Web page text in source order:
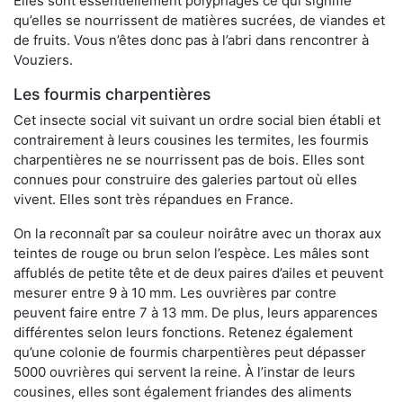
qu’elles se nourrissent de matières sucrées, de viandes et
de fruits. Vous n’êtes donc pas à l’abri dans rencontrer à
Vouziers.
Les fourmis charpentières
Cet insecte social vit suivant un ordre social bien établi et
contrairement à leurs cousines les termites, les fourmis
charpentières ne se nourrissent pas de bois. Elles sont
connues pour construire des galeries partout où elles
vivent. Elles sont très répandues en France.
On la reconnaît par sa couleur noirâtre avec un thorax aux
teintes de rouge ou brun selon l’espèce. Les mâles sont
affublés de petite tête et de deux paires d’ailes et peuvent
mesurer entre 9 à 10 mm. Les ouvrières par contre
peuvent faire entre 7 à 13 mm. De plus, leurs apparences
différentes selon leurs fonctions. Retenez également
qu’une colonie de fourmis charpentières peut dépasser
5000 ouvrières qui servent la reine. À l’instar de leurs
cousines, elles sont également friandes des aliments